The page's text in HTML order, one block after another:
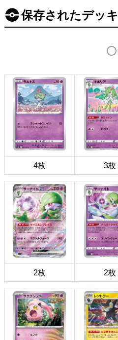
保存されたデッキ
4枚 3枚
2枚 2枚